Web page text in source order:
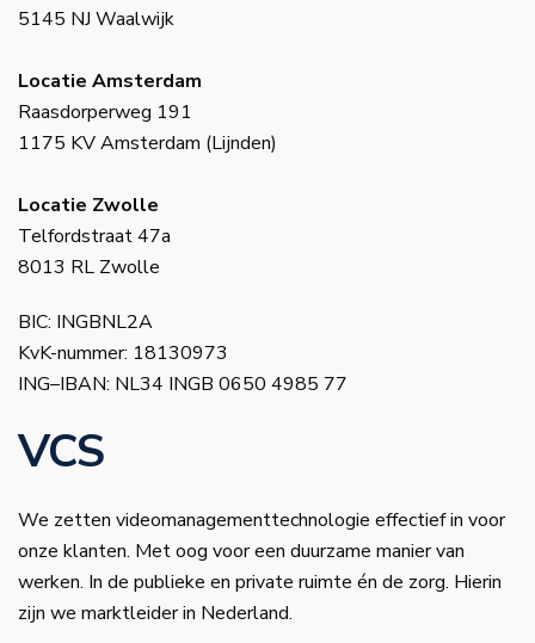
5145 NJ Waalwijk
Locatie Amsterdam
Raasdorperweg 191
1175 KV Amsterdam (Lijnden)
Locatie Zwolle
Telfordstraat 47a
8013 RL Zwolle
BIC: INGBNL2A
KvK-nummer: 18130973
ING–IBAN: NL34 INGB 0650 4985 77
VCS
We zetten videomanagementtechnologie effectief in voor
onze klanten. Met oog voor een duurzame manier van
werken. In de publieke en private ruimte én de zorg. Hierin
zijn we marktleider in Nederland.